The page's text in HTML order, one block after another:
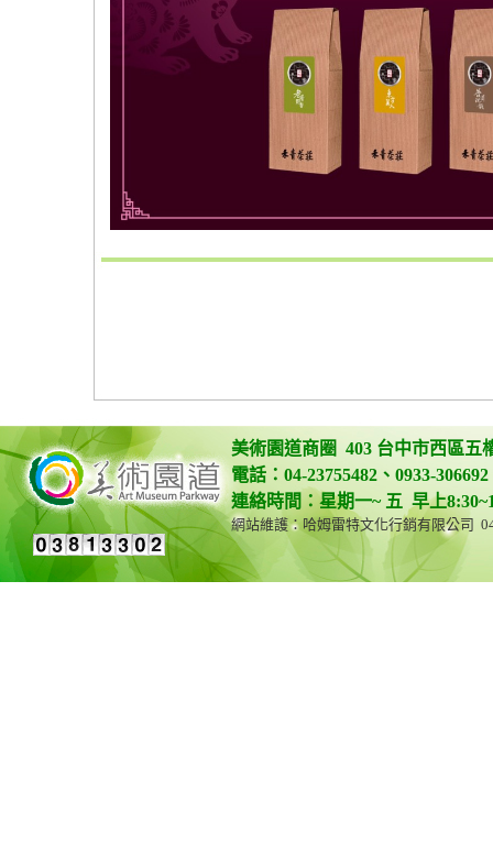
美術園道商圈 403 台中市西區五
電話：04-23755482、0933-
連絡時間：星期一~ 五 早上
網站維護：哈姆雷特文化行銷有限公司